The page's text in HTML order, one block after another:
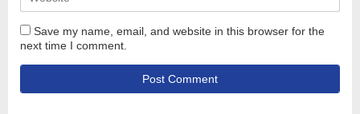
Save my name, email, and website in this browser for the
next time I comment.